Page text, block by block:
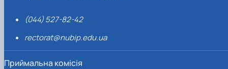
(044) 527-82-42
rectorat@nubip.edu.ua
Приймальна комісія